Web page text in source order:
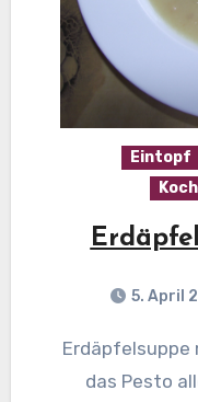
Eintopf
5. April
Erdäpfelsuppe mit Pesto Zubereitung: Für
das Pesto